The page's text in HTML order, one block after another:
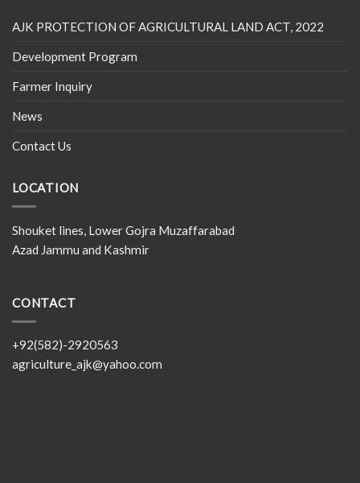
AJK PROTECTION OF AGRICULTURAL LAND ACT, 2022
Development Program
Farmer Inquiry
News
Contact Us
LOCATION
Shouket lines, Lower Gojra Muzaffarabad
Azad Jammu and Kashmir
CONTACT
+92(582)-2920563
agriculture_ajk@yahoo.com